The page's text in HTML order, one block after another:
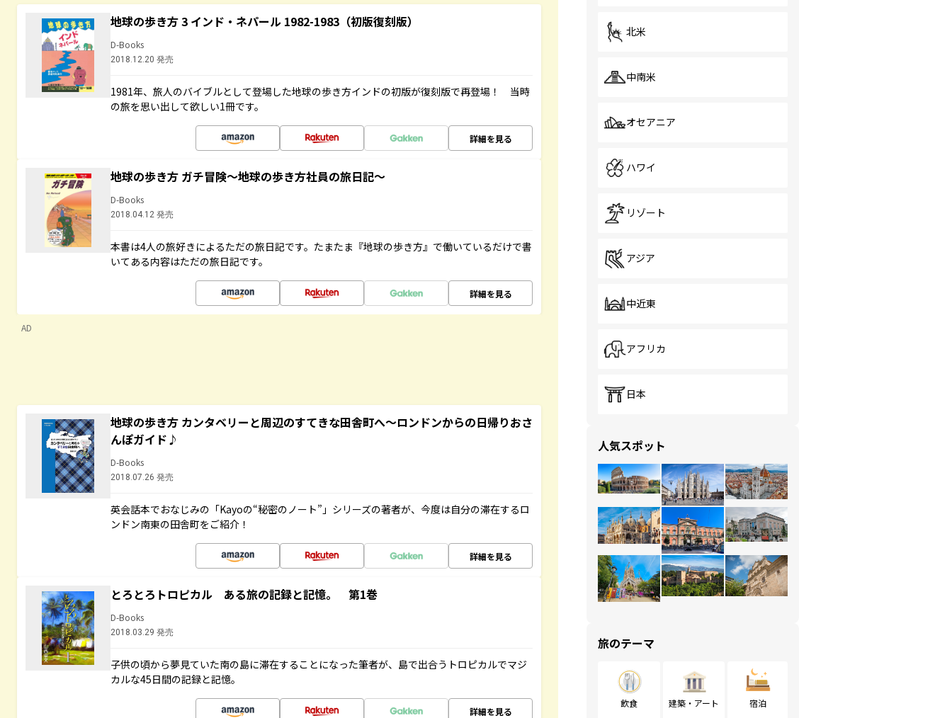
地球の歩き方 3 インド・ネパール 1982-1983（初版復刻版）
D-Books
2018.12.20 発売
1981年、旅人のバイブルとして登場した地球の歩き方インドの初版が復刻版で再登場！ 当時
の旅を思い出して欲しい1冊です。
詳細を見る
地球の歩き方 ガチ冒険～地球の歩き方社員の旅日記～
D-Books
2018.04.12 発売
本書は4人の旅好きによるただの旅日記です。たまたま『地球の歩き方』で働いているだけで書
いてある内容はただの旅日記です。
詳細を見る
AD
地球の歩き方 カンタベリーと周辺のすてきな田舎町へ～ロンドンからの日帰りおさ
んぽガイド♪
D-Books
2018.07.26 発売
英会話本でおなじみの「Kayoの“秘密のノート”」シリーズの著者が、今度は自分の滞在するロ
ンドン南東の田舎町をご紹介！
詳細を見る
とろとろトロピカル ある旅の記録と記憶。 第1巻
D-Books
2018.03.29 発売
子供の頃から夢見ていた南の島に滞在することになった筆者が、島で出合うトロピカルでマジ
カルな45日間の記録と記憶。
詳細を見る
北米
中南米
オセアニア
ハワイ
リゾート
アジア
中近東
アフリカ
日本
人気スポット
旅のテーマ
飲食 建築・アート 宿泊